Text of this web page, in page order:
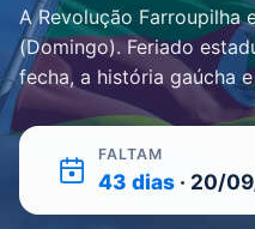
A Revolução
(Domingo). Feriado
fecha, a história gaúcha
FALTAM
43 dias · 20/